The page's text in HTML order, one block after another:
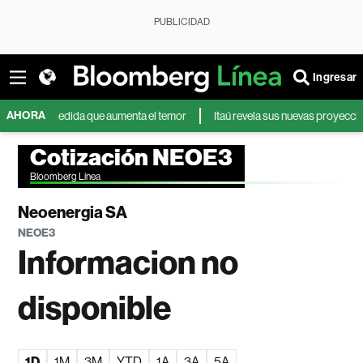
PUBLICIDAD
Ingresar
AHORA
medida que aumenta el temor Itaú revela sus nuevas proyecciones
Cotización NEOE3
Bloomberg Línea
Neoenergia SA
NEOE3
Informacion no
disponible